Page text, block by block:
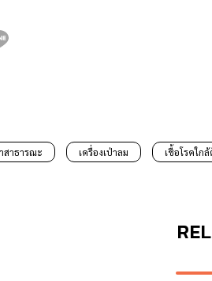
สาธารณะ เครื่องเป่าลม เชื้อโรคใก